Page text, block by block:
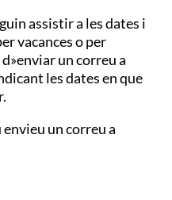
assistir a les dates i
vacances o per
un correu a
les dates en que
un correu a